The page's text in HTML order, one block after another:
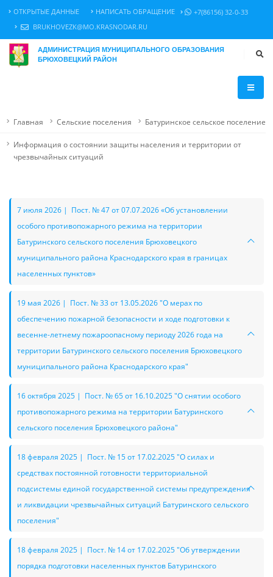
ОТКРЫТЫЕ ДАННЫЕ НАПИСАТЬ ОБРАЩЕНИЕ
+7(86156) 32-0-33
BRUKHOVEZK@MO.KRASNODAR.RU
АДМИНИСТРАЦИЯ МУНИЦИПАЛЬНОГО ОБРАЗОВАНИЯ
БРЮХОВЕЦКИЙ РАЙОН
Главная Сельские поселения Батуринское сельское поселение
Информация о состоянии защиты населения и территории от
чрезвычайных ситуаций
7 июля 2026 | Пост. № 47 от 07.07.2026 «Об установлении
особого противопожарного режима на территории
Батуринского сельского поселения Брюховецкого
муниципального района Краснодарского края в границах
населенных пунктов»
19 мая 2026 | Пост. № 33 от 13.05.2026 "О мерах по
обеспечению пожарной безопасности и ходе подготовки к
весенне-летнему пожароопасному периоду 2026 года на
территории Батуринского сельского поселения Брюховецкого
муниципального района Краснодарского края"
16 октября 2025 | Пост. № 65 от 16.10.2025 "О снятии особого
противопожарного режима на территории Батуринского
сельского поселения Брюховецкого района"
18 февраля 2025 | Пост. № 15 от 17.02.2025 "О силах и
средствах постоянной готовности территориальной
подсистемы единой государственной системы предупреждения
и ликвидации чрезвычайных ситуаций Батуринского сельского
поселения"
18 февраля 2025 | Пост. № 14 от 17.02.2025 "Об утверждении
порядка подготовки населенных пунктов Батуринского